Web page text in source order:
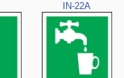
IN-22A